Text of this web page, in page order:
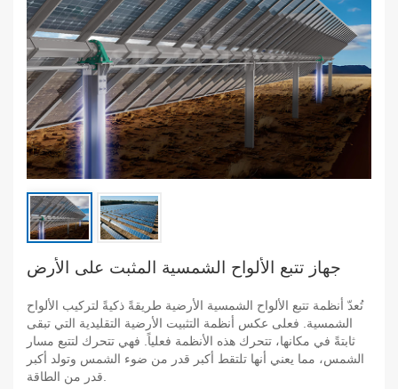
جهاز تتبع الألواح الشمسية المثبت على الأرض
تُعدّ أنظمة تتبع الألواح الشمسية الأرضية طريقةً ذكيةً لتركيب الألواح
الشمسية. فعلى عكس أنظمة التثبيت الأرضية التقليدية التي تبقى
ثابتةً في مكانها، تتحرك هذه الأنظمة فعلياً. فهي تتحرك لتتبع مسار
الشمس، مما يعني أنها تلتقط أكبر قدر من ضوء الشمس وتولد أكبر